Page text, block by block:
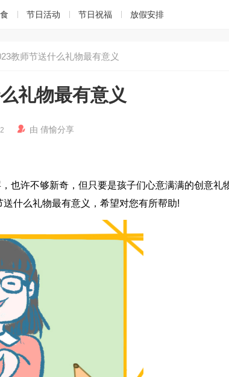
节日活动 节日祝福 放假安排
教师节送什么礼物最有意义
礼物最有意义
 由 倩愉分享
也许不够新奇，但只要是孩子们心意满满的创意礼
什么礼物最有意义，希望对您有所帮助!